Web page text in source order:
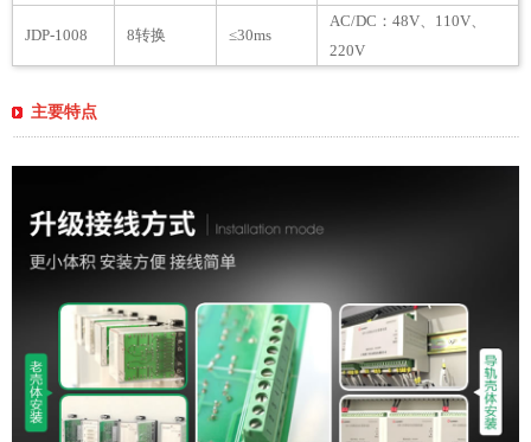
JDP-1008 8转换 ≤30ms
AC/DC：48V、110V、
220V
主要特点